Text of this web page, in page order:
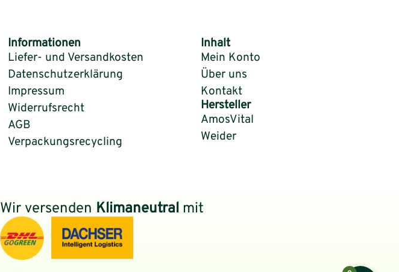
Informationen
Liefer- und Versandkosten
Datenschutzerklärung
Impressum
Widerrufsrecht
AGB
Verpackungsrecycling
Inhalt
Mein Konto
Über uns
Kontakt
Hersteller
AmosVital
Weider
Wir versenden Klimaneutral mit